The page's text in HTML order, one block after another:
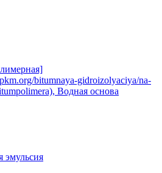
bitumnaya-gidroizolyaciya/na-
Водная основа
эмульсия